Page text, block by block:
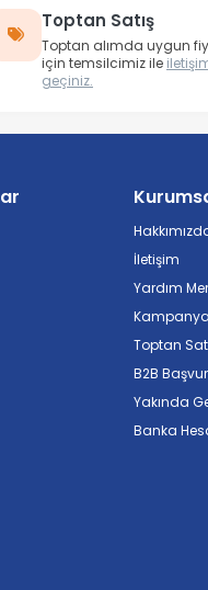
Toptan Satış
Toptan alımda uygun
için temsilcimiz ile
geçiniz.
İletişim
Yardım
Toptan
B2B
Yakında
Banka